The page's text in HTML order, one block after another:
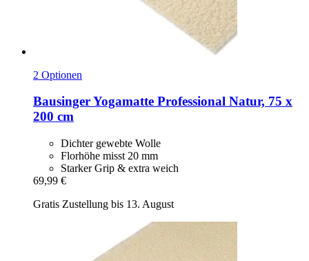
2 Optionen
BausingerYogamatte Professional Natur, 75 x
200 cm
Dichter gewebte Wolle
Florhöhe misst 20 mm
Starker Grip & extra weich
69,99 €
Gratis Zustellung bis 13. August